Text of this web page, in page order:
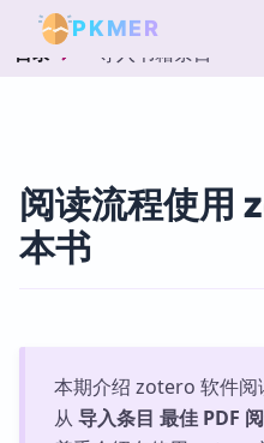
PKMER
目录 导入书籍条目
阅读流程使用
本书
本期介绍 zotero 软件阅
从 导入条目 最佳 PDF